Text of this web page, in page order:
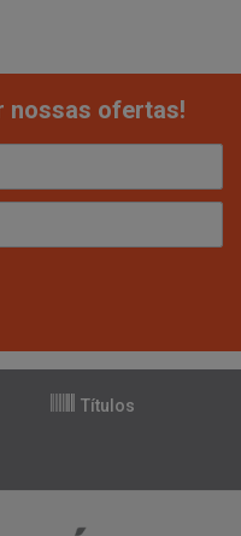
nossas ofertas!
Títulos